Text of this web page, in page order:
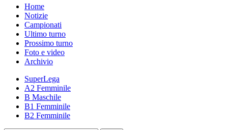
Home
Notizie
Campionati
Ultimo turno
Prossimo turno
Foto e video
Archivio
SuperLega
A2 Femminile
B Maschile
B1 Femminile
B2 Femminile